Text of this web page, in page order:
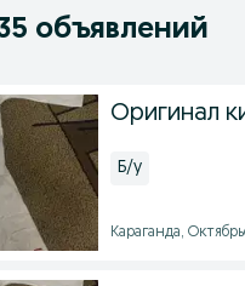
объявлений
Оригинал
Б/у
Караганда,